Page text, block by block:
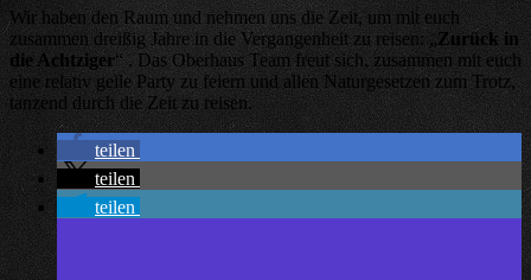
Wir haben den Raum und nehmen uns die Zeit, um mit euch
zusammen dreißig Jahre in die Vergangenheit zu reisen: „Zurück in
die Achtziger“ . Das Oberhaus Team freut sich, zusammen mit euch
eine relativ geile Party zu feiern und allen Naturgesetzen zum Trotz,
tanzend durch die Zeit zu reisen.
teilen
teilen
teilen